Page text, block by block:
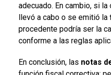
adecuado. En cambio, si la
llevó a cabo o se emitió la
procedente podría ser la
conforme a las reglas
En conclusión, las notas